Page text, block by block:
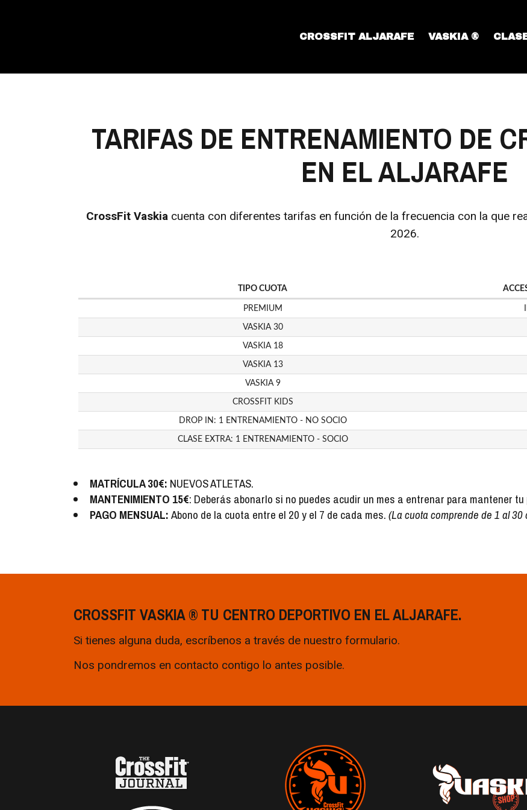
CROSSFIT ALJARAFE VASKIA ®
TARIFAS DE ENTRENAMIENTO DE
EN EL ALJARAFE
CrossFit Vaskia cuenta con diferentes tarifas en función de la frecuencia con la que
2026.
TIPO CUOTA
PREMIUM
VASKIA 30
VASKIA 18
VASKIA 13
VASKIA 9
CROSSFIT KIDS
DROP IN: 1 ENTRENAMIENTO - NO SOCIO
CLASE EXTRA: 1 ENTRENAMIENTO - SOCIO
MATRÍCULA 30€: NUEVOS ATLETAS.
MANTENIMIENTO 15€: Deberás abonarlo si no puedes acudir un mes a entrenar para mantener tu
PAGO MENSUAL:Abono de la cuota entre el 20 y el 7 de cada mes.(La cuota comprende de 1 al 30
CROSSFIT VASKIA ® TU CENTRO DEPORTIVO EN EL ALJARAFE.
Si tienes alguna duda, escríbenos a través de nuestro formulario.
Nos pondremos en contacto contigo lo antes posible.